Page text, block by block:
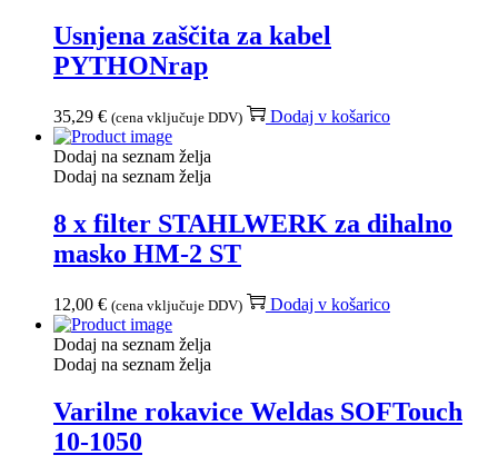
Usnjena zaščita za kabel
PYTHONrap
35,29 € (cena vključuje DDV) Dodaj v košarico
Dodaj na seznam želja
Dodaj na seznam želja
8 x filter STAHLWERK za dihalno
masko HM-2 ST
12,00 € (cena vključuje DDV) Dodaj v košarico
Dodaj na seznam želja
Dodaj na seznam želja
Varilne rokavice Weldas SOFTouch
10-1050